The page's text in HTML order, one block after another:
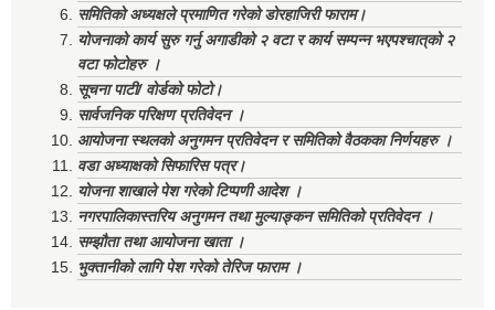
समितिको अध्यक्षले प्रमाणित गरेको डोरहाजिरी फाराम।
योजनाको कार्य सुरु गर्नु अगाडीको २ वटा र कार्य सम्पन्न भएपश्चात्‌को २
वटा फोटोहरु ।
सूचना पाटी/ वोर्डको फोटो।
सार्वजनिक परिक्षण प्रतिवेदन ।
आयोजना स्थलको अनुगमन प्रतिवेदन र समितिको वैठकका निर्णयहरु ।
वडा अध्याक्षको सिफारिस पत्र।
योजना शाखाले पेश गरेको टिप्पणी आदेश ।
नगरपालिकास्तरिय अनुगमन तथा मुल्याङ्कन समितिको प्रतिवेदन ।
सम्झौता तथा आयोजना खाता ।
भुक्तानीको लागि पेश गरेको तेरिज फाराम ।